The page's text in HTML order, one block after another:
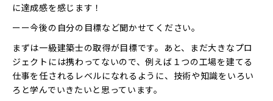
に達成感を感じます！
ーー今後の自分の目標など聞かせてください。
まずは一級建築士の取得が目標です。あと、まだ大きなプロ
ジェクトには携わってないので、例えば１つの工場を建てる
仕事を任されるレベルになれるように、技術や知識をいろい
ろと学んでいきたいと思っています。